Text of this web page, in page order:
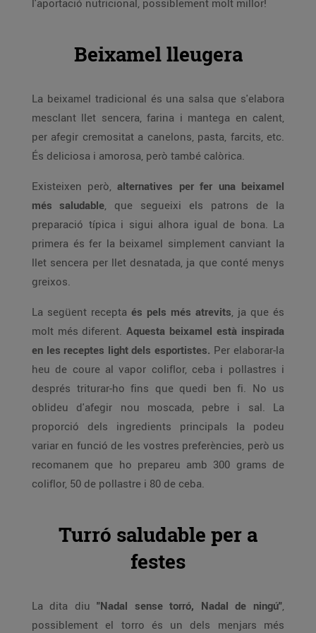
l'aportació nutricional, possiblement molt millor!
Beixamel lleugera
La beixamel tradicional és una salsa que s'elabora
mesclant llet sencera, farina i mantega en calent,
per afegir cremositat a canelons, pasta, farcits, etc.
És deliciosa i amorosa, però també calòrica.
Existeixen però, alternatives per fer una beixamel
més saludable, que segueixi els patrons de la
preparació típica i sigui alhora igual de bona. La
primera és fer la beixamel simplement canviant la
llet sencera per llet desnatada, ja que conté menys
greixos.
La següent recepta és pels més atrevits, ja que és
molt més diferent. Aquesta beixamel està inspirada
en les receptes light dels esportistes. Per elaborar-la
heu de coure al vapor coliflor, ceba i pollastres i
després triturar-ho fins que quedi ben fi. No us
oblideu d'afegir nou moscada, pebre i sal. La
proporció dels ingredients principals la podeu
variar en funció de les vostres preferències, però us
recomanem que ho prepareu amb 300 grams de
coliflor, 50 de pollastre i 80 de ceba.
Turró saludable per a
festes
La dita diu "Nadal sense torró, Nadal de ningú",
possiblement el torro és un dels menjars més